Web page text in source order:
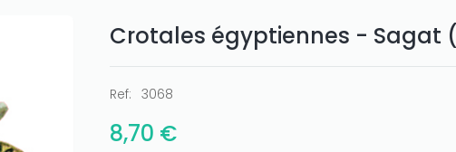
Crotales égyptiennes - Sagat
Ref: 3068
8,70 €